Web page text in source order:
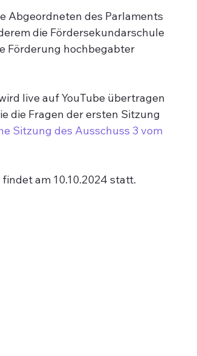
Abgeordneten des Parlaments
die Fördersekundarschule
Förderung hochbegabter
live auf YouTube übertragen
die Fragen der ersten Sitzung
Sitzung des Ausschuss 3 vom
am 10.10.2024 statt.